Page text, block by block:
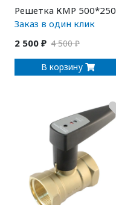
Решетка КМР 500*250
Заказ в один клик
2 500 ₽ 4 500 ₽
В корзину